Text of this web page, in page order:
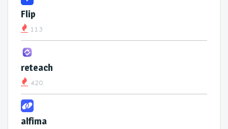
Flip
113
reteach
420
alfima